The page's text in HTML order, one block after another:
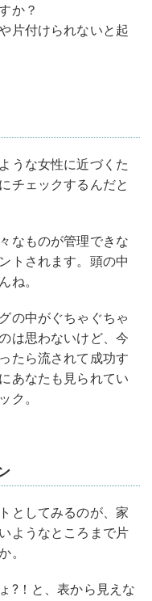
か？
片付けられないと起
うな女性に近づくた
チェックするんだと
なものが管理できな
トされます。頭の中
ね。
の中がぐちゃぐちゃ
は思わないけど、今
たら流されて成功す
あなたも見られてい
ク。
としてみるのが、家
ようなところまで片
。
?！と、表から見えな